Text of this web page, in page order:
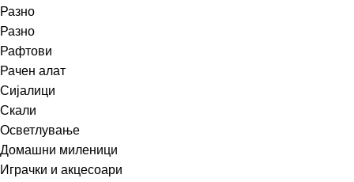
Разно
Разно
Рафтови
Рачен алат
Сијалици
Скали
Осветлување
Домашни миленици
Играчки и акцесоари